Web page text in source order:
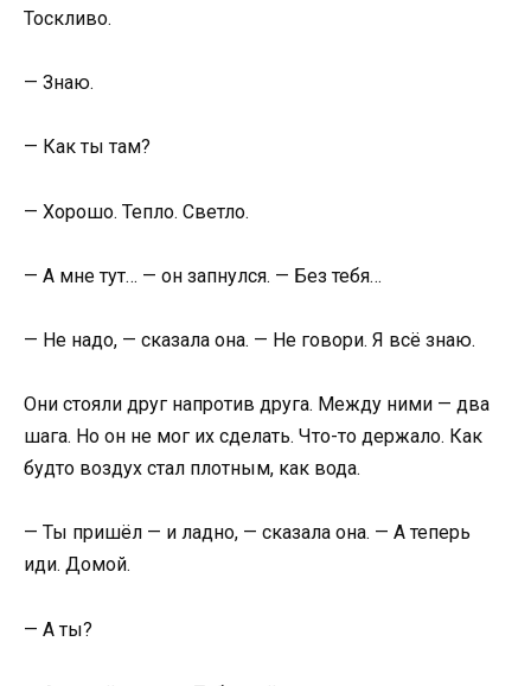
Тоскливо.
— Знаю.
— Как ты там?
— Хорошо. Тепло. Светло.
— А мне тут… — он запнулся. — Без тебя…
— Не надо, — сказала она. — Не говори. Я всё знаю.
Они стояли друг напротив друга. Между ними — два
шага. Но он не мог их сделать. Что-то держало. Как
будто воздух стал плотным, как вода.
— Ты пришёл — и ладно, — сказала она. — А теперь
иди. Домой.
— А ты?